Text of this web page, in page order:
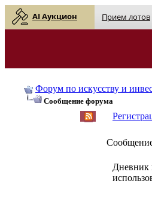
AI Аукцион Прием лотов
Форум по искусству и
Сообщение форума
Дневник